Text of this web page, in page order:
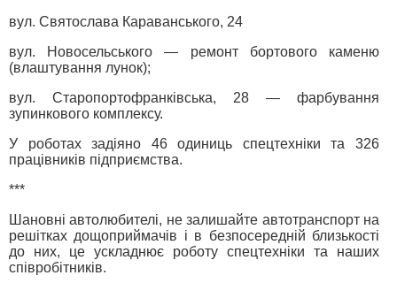
вул. Святослава Караванського, 24
вул. Новосельського — ремонт бортового каменю
(влаштування лунок);
вул. Старопортофранківська, 28 — фарбування
зупинкового комплексу.
У роботах задіяно 46 одиниць спецтехніки та 326
працівників підприємства.
***
Шановні автолюбителі, не залишайте автотранспорт на
решітках дощоприймачів і в безпосередній близькості
до них, це ускладнює роботу спецтехніки та наших
співробітників.